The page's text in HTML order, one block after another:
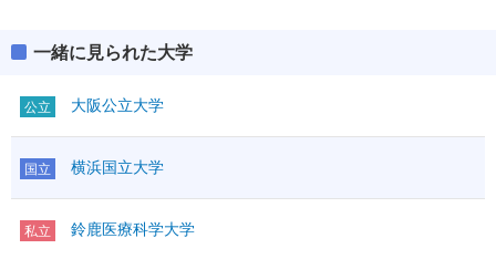
一緒に見られた大学
公立 大阪公立大学
国立 横浜国立大学
私立 鈴鹿医療科学大学